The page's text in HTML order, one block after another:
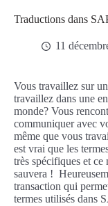
Traductions dans
11
Vous travaillez sur
travaillez dans une
monde? Vous
communiquer avec
même que vous
est vrai que les
très spécifiques et ce
sauvera !
transaction qui
termes utilisés dans